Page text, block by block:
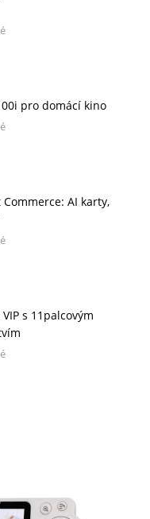
pro domácí kino
AI karty,
s 11palcovým